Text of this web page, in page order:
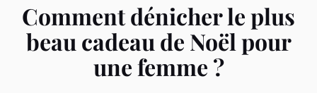
Comment dénicher le plus
beau cadeau de Noël pour
une femme ?